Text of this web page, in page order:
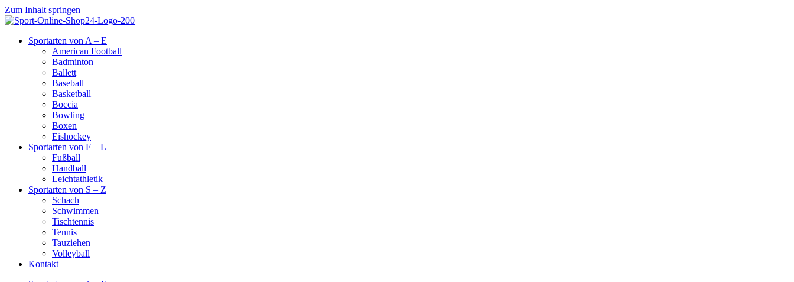
Zum Inhalt springen
Sportarten von A – E
American Football
Badminton
Ballett
Baseball
Basketball
Boccia
Bowling
Boxen
Eishockey
Sportarten von F – L
Fußball
Handball
Leichtathletik
Sportarten von S – Z
Schach
Schwimmen
Tischtennis
Tennis
Tauziehen
Volleyball
Kontakt